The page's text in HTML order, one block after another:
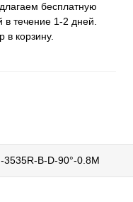
бесплатную
в течение 1-2 дней.
в корзину.
3535R-B-D-90°-0.8M